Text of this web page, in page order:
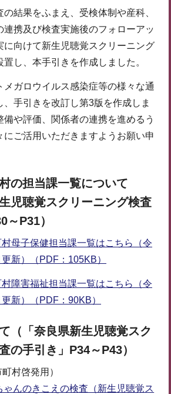
結果をふまえ、受検体制や産科、
連携及び検査実施後のフォローアッ
に向けて新生児聴覚スクリーニング
し、本手引きを作成しました。
メガロウイルス感染症等の様々な通
手引きを改訂し第3版を作成しま
備や評価、関係者の連携を進めるう
にご活用いただきますようお願い申
の担当課一覧について
児聴覚スクリーニング検査
～P31）
母子保健担当課一覧はこちら（令
新）（PDF：105KB）
障害福祉担当課一覧はこちら（令
新）（PDF：90KB）
（「奈良県新生児聴覚スク
の手引き」P34～P43）
村啓発用）
ゃんのきこえの検査（新生児聴覚ス